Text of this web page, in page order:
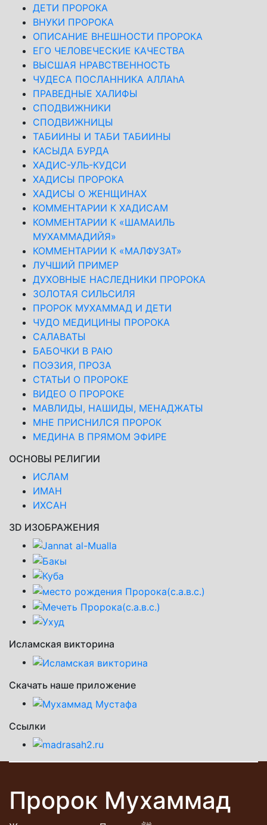
ДЕТИ ПРОРОКА
ВНУКИ ПРОРОКА
ОПИСАНИЕ ВНЕШНОСТИ ПРОРОКА
ЕГО ЧЕЛОВЕЧЕСКИЕ КАЧЕСТВА
ВЫСШАЯ НРАВСТВЕННОСТЬ
ЧУДЕСА ПОСЛАННИКА АЛЛАhА
ПРАВЕДНЫЕ ХАЛИФЫ
СПОДВИЖНИКИ
СПОДВИЖНИЦЫ
ТАБИИНЫ И ТАБИ ТАБИИНЫ
КАСЫДА БУРДА
ХАДИС-УЛЬ-КУДСИ
ХАДИСЫ ПРОРОКА
ХАДИСЫ О ЖЕНЩИНАХ
КОММЕНТАРИИ К ХАДИСАМ
КОММЕНТАРИИ К «ШАМАИЛЬ
МУХАММАДИЙЯ»
КОММЕНТАРИИ К «МАЛФУЗАТ»
ЛУЧШИЙ ПРИМЕР
ДУХОВНЫЕ НАСЛЕДНИКИ ПРОРОКА
ЗОЛОТАЯ СИЛЬСИЛЯ
ПРОРОК МУХАММАД И ДЕТИ
ЧУДО МЕДИЦИНЫ ПРОРОКА
САЛАВАТЫ
БАБОЧКИ В РАЮ
ПОЭЗИЯ, ПРОЗА
СТАТЬИ О ПРОРОКЕ
ВИДЕО О ПРОРОКЕ
МАВЛИДЫ, НАШИДЫ, МЕНАДЖАТЫ
МНЕ ПРИСНИЛСЯ ПРОРОК
МЕДИНА В ПРЯМОМ ЭФИРЕ
ОСНОВЫ РЕЛИГИИ
ИСЛАМ
ИМАН
ИХСАН
3D ИЗОБРАЖЕНИЯ
Исламская викторина
Скачать наше приложение
Ссылки
Пророк Мухаммад